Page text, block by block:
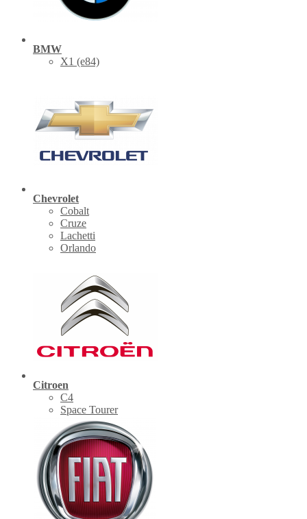
BMW
X1 (е84)
Chevrolet
Cobalt
Cruze
Lachetti
Orlando
Citroen
C4
Space Tourer